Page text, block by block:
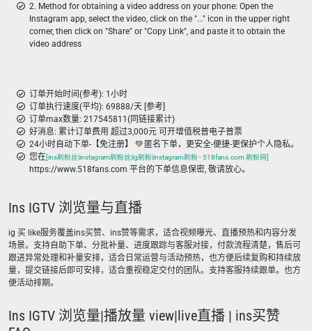
2. Method for obtaining a video address on your phone: Open the
Instagram app, select the video, click on the "..." icon in the upper right
corner, then click on "Share" or "Copy Link", and paste it to obtain the
video address
订单开始时间(参考): 1小时
订单执行速度(平均): 69888/天 [参考]
订单max数量: 217545811(同链接累计)
好消息: 累计订单费用 超过3,000元 可开增值税普电子普票
24小时自动下单-【免注册】 💚 匿名下单，更安全-便捷-更保护个人隐私。
您在[ins刷粉丝|instagram刷粉丝|ig刷粉|instagram刷粉 - 518fans.com 刷粉网]
https://www.518fans.com 平台的下单信息保密, 敬请放心。
Ins IGTV 浏览量与直播
ig 买 like服务覆盖ins买赞、ins赞等需求，适合视频曝光、直播预热和内容分发
场景。支持自助下单、分批补量、进度跟踪与客服对接，付款流程清楚，售后可
跟进异常处理和补量安排，适合日常运营与活动预热，也方便后续复购和持续放
量，提交链接后即可安排，适合重视稳定交付的团队。支持客服持续跟单。也方
便活动排期。
Ins IGTV 浏览量|播放量 view|live直播 | ins买赞